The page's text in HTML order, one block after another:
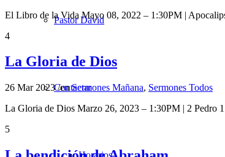
Pastor David
Contactar
Horarios
El Libro de la Vida Mayo 08, 2022 – 1:30PM |
4
La Gloria de Dios
26 Mar 2023/enSermones Mañana, Sermones Todos
La Gloria de Dios Marzo 26, 2023 – 1:30PM | 2
5